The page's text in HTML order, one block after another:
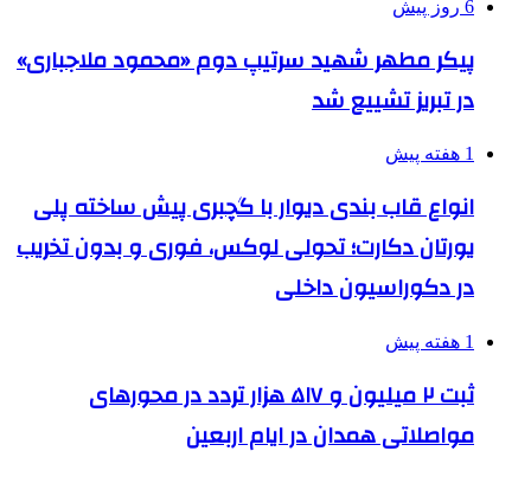
6 روز پیش
پیکر مطهر شهید سرتیپ دوم «محمود ملاجباری»
در تبریز تشییع شد
1 هفته پیش
انواع قاب بندی دیوار با گچبری پیش ساخته پلی
یورتان دکارت؛ تحولی لوکس، فوری و بدون تخریب
در دکوراسیون داخلی
1 هفته پیش
ثبت ۲ میلیون و ۵۱۷ هزار تردد در محورهای
مواصلاتی همدان در ایام اربعین